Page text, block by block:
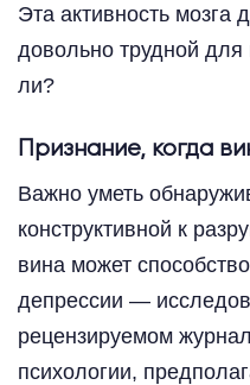
Эта активность мозга
довольно трудной для
ли?
Признание, когда
Важно уметь
конструктивной к
вина может
депрессии —
рецензируемом
психологии,